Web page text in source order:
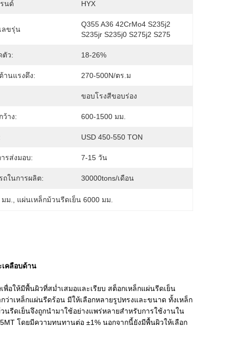
นด์ HYX
ลขรุ่น
Q355 A36 42CrMo4 S235j2
S235jr S235j0 S275j2 S275
ตัว: 18-26%
านแรงดึง: 270-500N/ตร.ม
ขอบโรงสีขอบร่อง
ว้าง: 600-1500 มม.
USD 450-550 TON
ารส่งมอบ: 7-15 วัน
ถในการผลิต: 30000tons/เดือน
ม. แผ่นเหล็กม้วนรีดเย็น 6000 มม.
เคลือบด้าน
อให้มีพื้นผิวที่สม่ำเสมอและเรียบ สต็อกเหล็กแผ่นรีดเย็น
ว่าเหล็กแผ่นรีดร้อน มีให้เลือกหลายรูปทรงและขนาด ทั้งเหล็ก
รีดเย็นจึงถูกนำมาใช้อย่างแพร่หลายสำหรับการใช้งานใน
โดยมีความทนทานต่อ ±1% นอกจากนี้ยังมีพื้นผิวให้เลือก